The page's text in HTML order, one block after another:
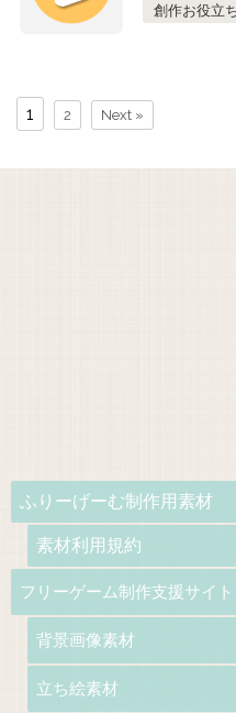
創作お役立
1 2 Next »
ふりーげーむ制作用素材
素材利用規約
フリーゲーム制作支援サイ
背景画像素材
立ち絵素材